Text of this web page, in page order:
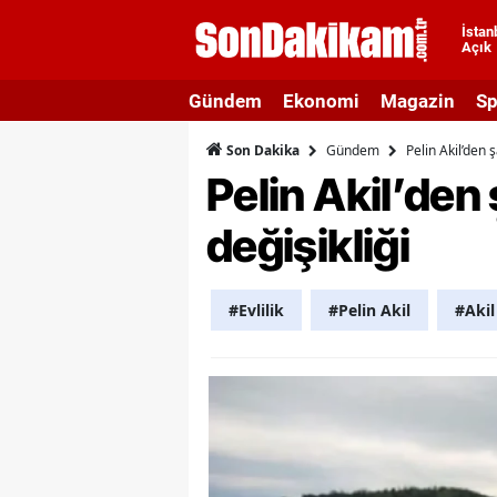
Açık
Gündem Ekonomi Magazin
Son Dakika Gündem Pelin Akil’den
Pelin Akil’den
değişikliği
#Evlilik #Pelin Akil #Akil